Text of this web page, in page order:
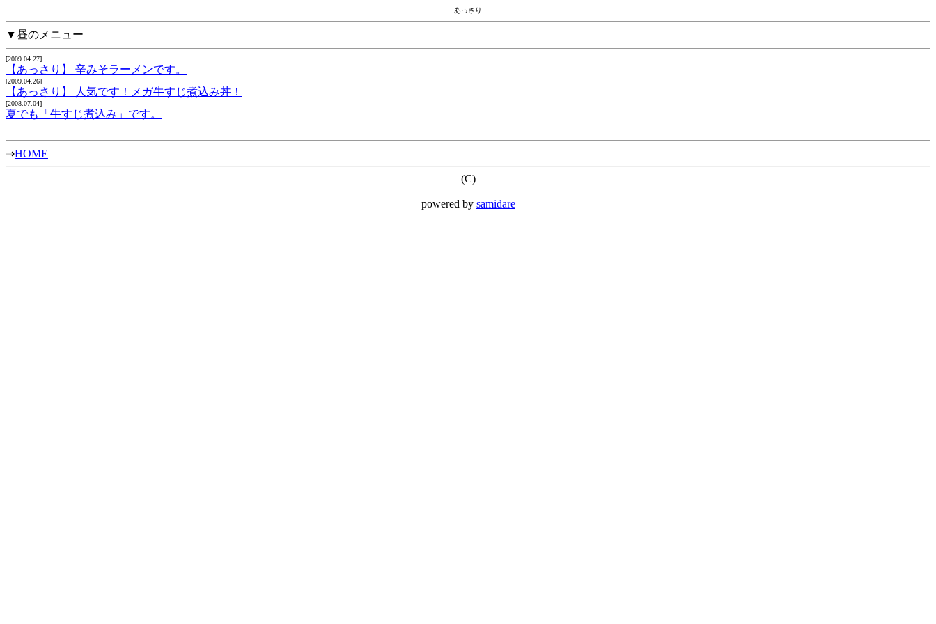
あっさり
▼昼のメニュー
[2009.04.27]
【あっさり】 辛みそラーメンです。
[2009.04.26]
【あっさり】 人気です！メガ牛すじ煮込み丼！
[2008.07.04]
夏でも「牛すじ煮込み」です。
⇒HOME
(C)
powered by samidare